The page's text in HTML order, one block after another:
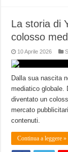
La storia di
colosso
10 Aprile 2026
Dalla sua nascita
mediatico globale.
diventato un
mercato
contenuti.
Continua a leggere »